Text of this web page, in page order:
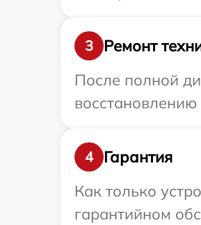
3
Ремонт
После полной
восстановлению
4
Гарантия
Как только
гарантийном